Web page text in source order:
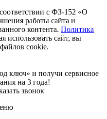
с ФЗ-152 «О
работы сайта и
контента. Политика
использовать сайт, вы
cookie.
ключ» и получи сервисное
на 3 года!
звонок